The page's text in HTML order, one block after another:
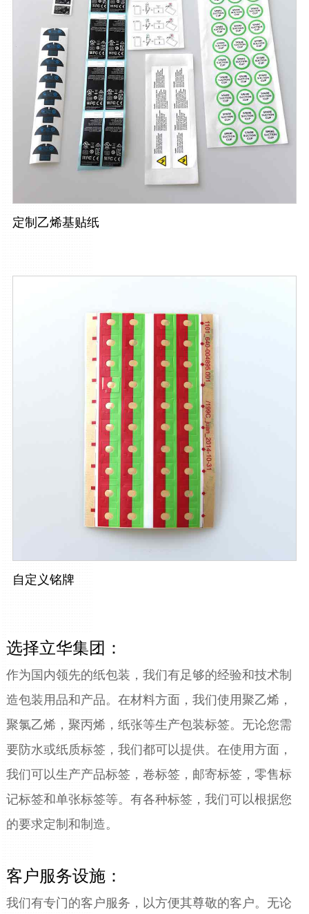
定制乙烯基贴纸
自定义铭牌
选择立华集团：
作为国内领先的纸包装，我们有足够的经验和技术制
造包装用品和产品。在材料方面，我们使用聚乙烯，
聚氯乙烯，聚丙烯，纸张等生产包装标签。无论您需
要防水或纸质标签，我们都可以提供。在使用方面，
我们可以生产产品标签，卷标签，邮寄标签，零售标
记标签和单张标签等。有各种标签，我们可以根据您
的要求定制和制造。
客户服务设施：
我们有专门的客户服务，以方便其尊敬的客户。无论